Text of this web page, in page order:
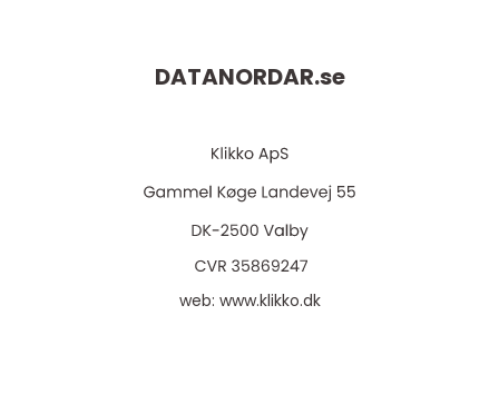
DATANORDAR.se
web: www.klikko.dk